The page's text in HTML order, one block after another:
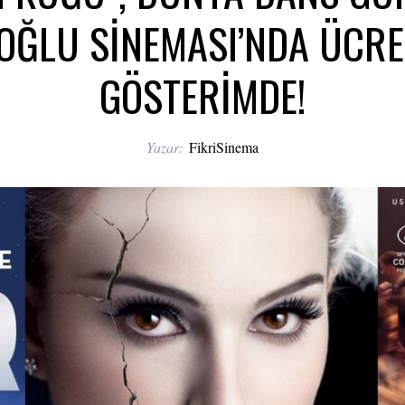
SİNEMASI’NDA
GÖSTERİMDE!
Yazar: FikriSinema